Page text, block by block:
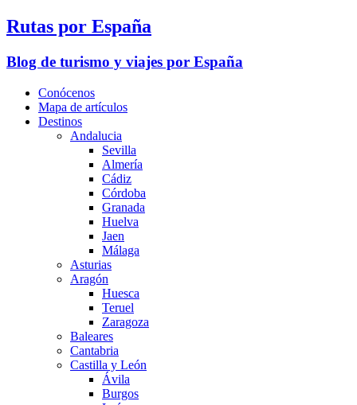
Rutas por España
Blog de turismo y viajes por España
Conócenos
Mapa de artículos
Destinos
Andalucia
Sevilla
Almería
Cádiz
Córdoba
Granada
Huelva
Jaen
Málaga
Asturias
Aragón
Huesca
Teruel
Zaragoza
Baleares
Cantabria
Castilla y León
Ávila
Burgos